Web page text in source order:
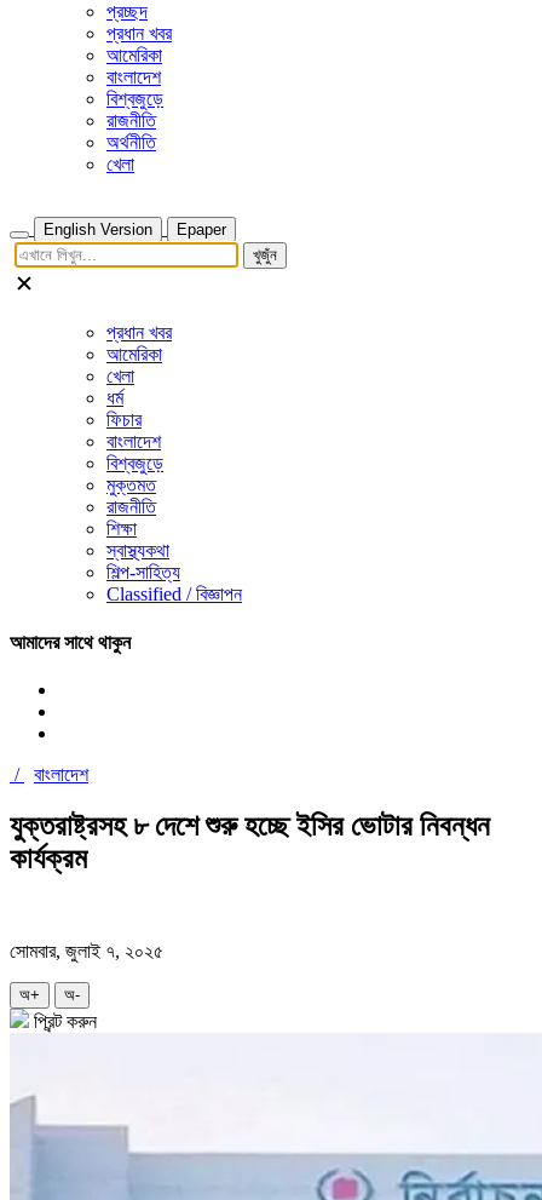
প্রচ্ছদ
প্রধান খবর
আমেরিকা
বাংলাদেশ
বিশ্বজুড়ে
রাজনীতি
অর্থনীতি
খেলা
English Version
Epaper
খুজুঁন
প্রধান খবর
আমেরিকা
খেলা
ধর্ম
ফিচার
বাংলাদেশ
বিশ্বজুড়ে
মুক্তমত
রাজনীতি
শিক্ষা
স্বাস্থ্যকথা
শিল্প-সাহিত্য
Classified / বিজ্ঞাপন
আমাদের সাথে থাকুন
/ বাংলাদেশ
যুক্তরাষ্ট্রসহ ৮ দেশে শুরু হচ্ছে ইসির ভোটার নিবন্ধন
কার্যক্রম
সোমবার, জুলাই ৭, ২০২৫
অ+ অ-
প্রিন্ট করুন